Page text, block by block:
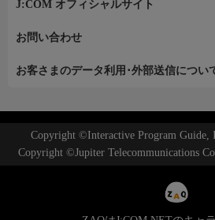
J:COM オフィシャルサイト
お問い合わせ
お客さまのデータ利用･外部送信につい
Copyright ©Interactive Program Guide,
Copyright ©Jupiter Telecommunications